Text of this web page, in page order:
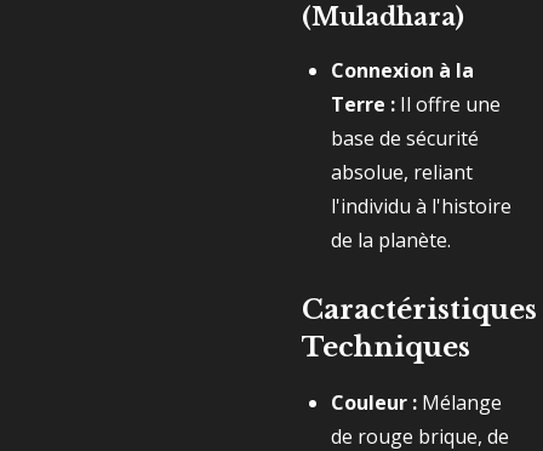
(Muladhara)
Connexion à la
Terre : Il offre une
base de sécurité
absolue, reliant
l'individu à l'histoire
de la planète.
Caractéristiques
Techniques
Couleur : Mélange
de rouge brique, de